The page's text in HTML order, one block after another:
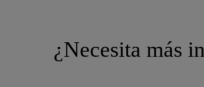
¿Necesita más